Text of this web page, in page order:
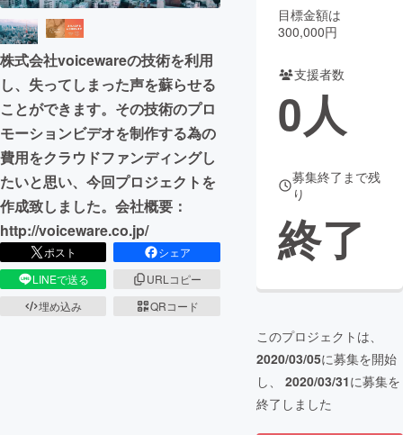
チャレンジ
まちづくり・地域活性化
CAMPFIRE for Social Good
CAMPFIRE Creation
CAMPFIREふるさと納税machi-ya
株式会社voicewareの技術を利用
し、失ってしまった声を蘇らせる
ことができます。その技術のプロ
モーションビデオを制作する為の
費用をクラウドファンディングし
たいと思い、今回プロジェクトを
作成致しました。会社概要：
http://voiceware.co.jp/
ポスト
シェア
LINEで送る
URLコピー
埋め込み
QRコード
目標金額は
300,000円
支援者数
0人
募集終了まで残
り
終了
このプロジェクトは、
2020/03/05に募集を開始
し、 2020/03/31に募集を
終了しました